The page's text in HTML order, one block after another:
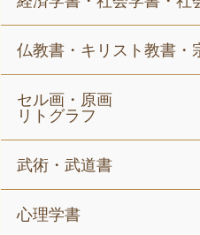
仏教書・キリスト教書・
セル画・原画
リトグラフ
武術・武道書
心理学書